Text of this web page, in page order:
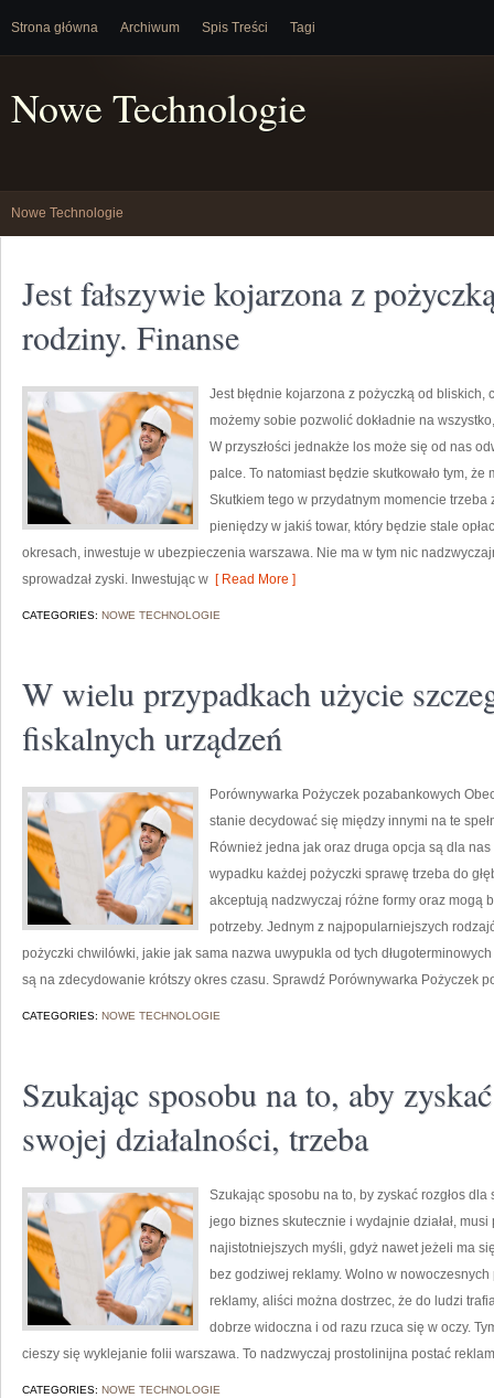
Strona główna Archiwum Spis Treści Tagi
Nowe Technologie
Nowe Technologie
Jest fałszywie kojarzona z
rodziny. Finanse
Jest błędnie kojarzona z pożyczką od
możemy sobie pozwolić dokładnie na
W przyszłości jednakże los może się od nas
palce. To natomiast będzie skutkowało tym,
Skutkiem tego w przydatnym momencie
pieniędzy w jakiś towar, który będzie stale
okresach, inwestuje w ubezpieczenia warszawa. Nie ma w tym nic
sprowadzał zyski. Inwestując w [ Read More ]
CATEGORIES: NOWE TECHNOLOGIE
W wielu przypadkach użycie
fiskalnych urządzeń
Porównywarka Pożyczek pozabankowych
stanie decydować się między innymi na te
Również jedna jak oraz druga opcja są dla
wypadku każdej pożyczki sprawę trzeba do
akceptują nadzwyczaj różne formy oraz mogą
potrzeby. Jednym z najpopularniejszych
pożyczki chwilówki, jakie jak sama nazwa uwypukla od tych
są na zdecydowanie krótszy okres czasu. Sprawdź Porównywarka Pożyczek
CATEGORIES: NOWE TECHNOLOGIE
Szukając sposobu na to, aby
swojej działalności, trzeba
Szukając sposobu na to, by zyskać rozgłos
jego biznes skutecznie i wydajnie działał,
najistotniejszych myśli, gdyż nawet jeżeli ma
bez godziwej reklamy. Wolno w
reklamy, aliści można dostrzec, że do ludzi
dobrze widoczna i od razu rzuca się w oczy.
cieszy się wyklejanie folii warszawa. To nadzwyczaj prostolinijna postać
CATEGORIES: NOWE TECHNOLOGIE